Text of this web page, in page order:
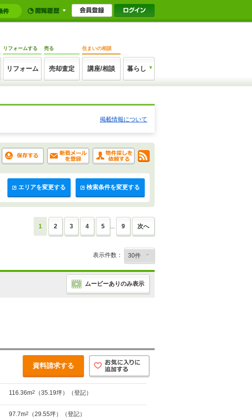
リフォームする
リフォーム
売る
売却査定
住まいの相談
講座/相談 暮らし
掲載情報について
エリアを変更する 検索条件を変更する
1 2 3 4 5 ... 9 次へ
表示件数：
ムービーありのみ表示
資料請求する
116.36m2 （35.19坪）（登記）
97.7m2 （29.55坪）（登記）